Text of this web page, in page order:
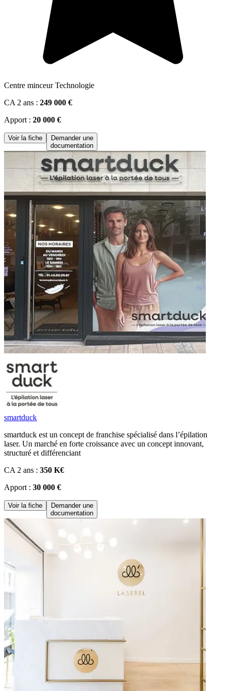
Centre minceur Technologie
CA 2 ans : 249 000 €
Apport : 20 000 €
Voir la fiche
Demander une
documentation
smartduck
smartduck est un concept de franchise spécialisé dans l’épilation
laser. Un marché en forte croissance avec un concept innovant,
structuré et différenciant
CA 2 ans : 350 K€
Apport : 30 000 €
Voir la fiche
Demander une
documentation